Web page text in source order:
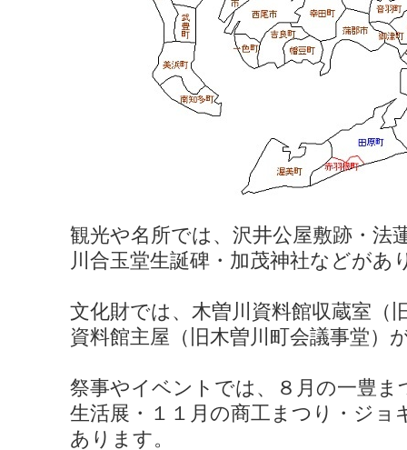
観光や名所では、沢井公屋敷跡・法
川合玉堂生誕碑・加茂神社などがあ
文化財では、木曽川資料館収蔵室（
資料館主屋（旧木曽川町会議事堂）
祭事やイベントでは、８月の一豊ま
生活展・１１月の商工まつり・ジ
あります。